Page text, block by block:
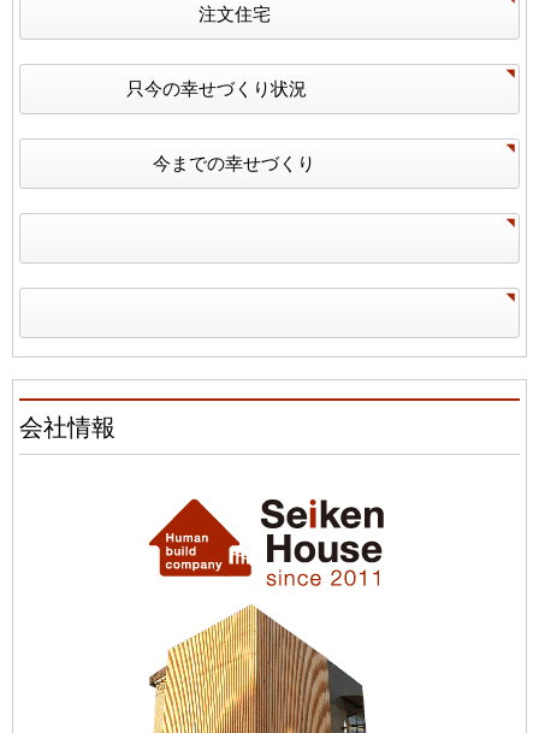
注文住宅
只今の幸せづくり状況
今までの幸せづくり
会社情報